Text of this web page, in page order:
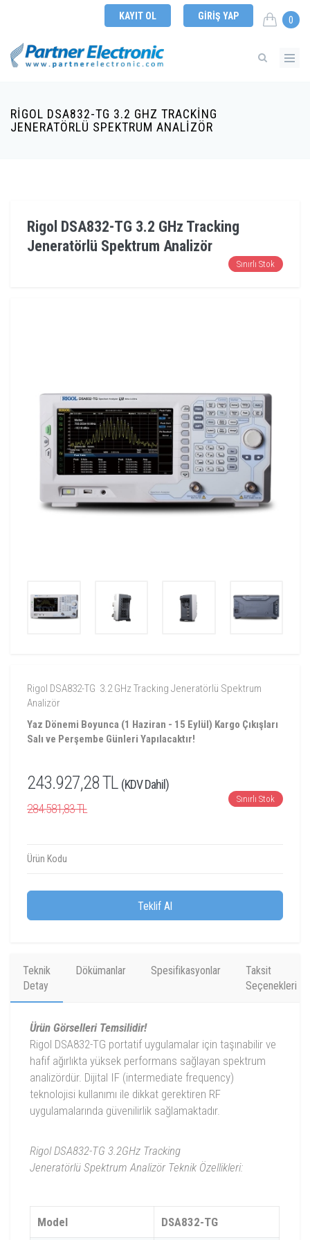
KAYIT OL GIRIŞ YAP 0
RIGOL DSA832-TG 3.2 GHZ TRACKING
JENERATÖRLÜ SPEKTRUM ANALIZÖR
Rigol DSA832-TG 3.2 GHz Tracking
Jeneratörlü Spektrum Analizör
Sınırlı Stok
Rigol DSA832-TG 3.2 GHz Tracking Jeneratörlü Spektrum
Analizör
Yaz Dönemi Boyunca (1 Haziran - 15 Eylül) Kargo Çıkışları
Salı ve Perşembe Günleri Yapılacaktır!
243.927,28 TL (KDV Dahil)
284.581,83 TL
Sınırlı Stok
Ürün Kodu
Teklif Al
Teknik
Detay
Dökümanlar Spesifikasyonlar
Taksit
Seçenekleri
Ürün Görselleri Temsilidir!
Rigol DSA832-TG portatif uygulamalar için taşınabilir ve
hafif ağırlıkta yüksek performans sağlayan spektrum
analizördür. Dijital IF (intermediate frequency)
teknolojisi kullanımı ile dikkat gerektiren RF
uygulamalarında güvenilirlik sağlamaktadır.
Rigol DSA832-TG 3.2GHz Tracking
Jeneratörlü Spektrum Analizör Teknik Özellikleri:
Model DSA832-TG